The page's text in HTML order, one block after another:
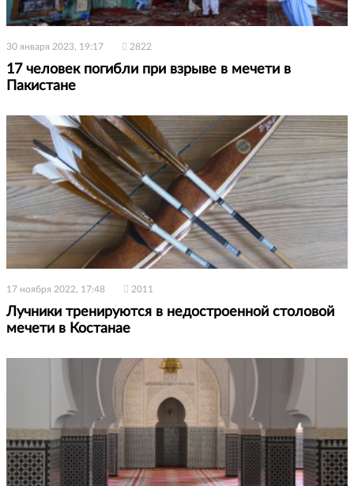
30 января 2023, 19:17 2822
17 человек погибли при взрыве в мечети в
Пакистане
17 ноября 2022, 17:48 2011
Лучники тренируются в недостроенной столовой
мечети в Костанае